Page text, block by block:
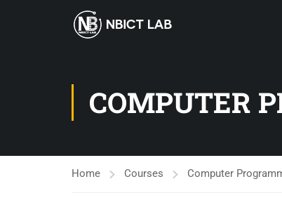
COMPUTER
Home Courses Computer